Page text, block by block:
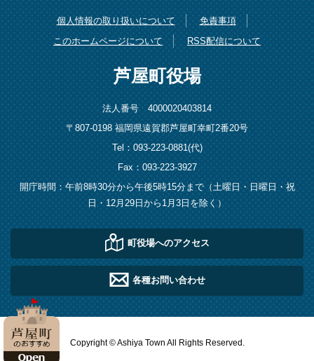
個人情報の取り扱いについて
免責事項
このホームページについて
RSS配信について
芦屋町役場
法人番号 4000020403814
〒807-0198 福岡県遠賀郡芦屋町幸町2番20号
Tel：093-223-0881(代)
Fax：093-223-3927
開庁時間：午前8時30分から午後5時15分まで（土曜日・日曜日・祝
日・12月29日から1月3日を除く）
町役場へのアクセス
各種お問い合わせ
Copyright © Ashiya Town All Rights Reserved.